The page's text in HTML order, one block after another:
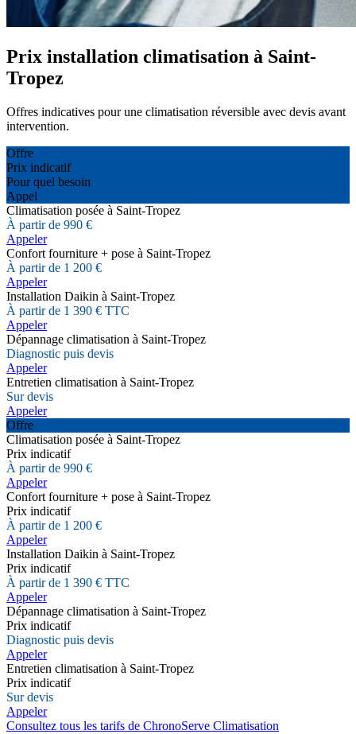
Prix installation climatisation à Saint-
Tropez
Offres indicatives pour une climatisation réversible avec devis avant
intervention.
Offre
Prix indicatif
Pour quel besoin
Appel
Climatisation posée à Saint-Tropez
À partir de 990 €
Appeler
Confort fourniture + pose à Saint-Tropez
À partir de 1 200 €
Appeler
Installation Daikin à Saint-Tropez
À partir de 1 390 € TTC
Appeler
Dépannage climatisation à Saint-Tropez
Diagnostic puis devis
Appeler
Entretien climatisation à Saint-Tropez
Sur devis
Appeler
Offre
Climatisation posée à Saint-Tropez
Prix indicatif
À partir de 990 €
Appeler
Confort fourniture + pose à Saint-Tropez
Prix indicatif
À partir de 1 200 €
Appeler
Installation Daikin à Saint-Tropez
Prix indicatif
À partir de 1 390 € TTC
Appeler
Dépannage climatisation à Saint-Tropez
Prix indicatif
Diagnostic puis devis
Appeler
Entretien climatisation à Saint-Tropez
Prix indicatif
Sur devis
Appeler
Consultez tous les tarifs de ChronoServe Climatisation